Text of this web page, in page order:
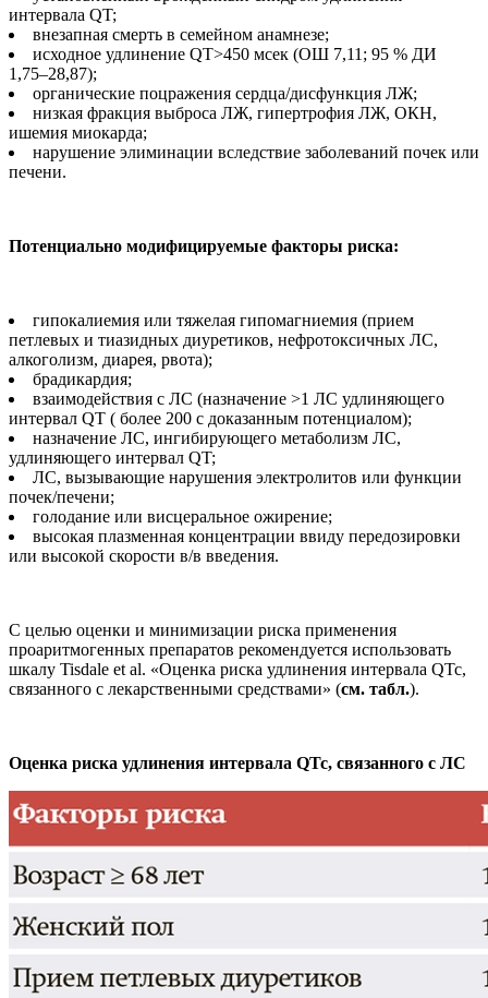
интервала QT;
внезапная смерть в семейном анамнезе;
исходное удлинение QT>450 мсек (ОШ 7,11; 95 % ДИ
1,75–28,87);
органические поцражения сердца/дисфункция ЛЖ;
низкая фракция выброса ЛЖ, гипертрофия ЛЖ, ОКН,
ишемия миокарда;
нарушение элиминации вследствие заболеваний почек или
печени.
Потенциально модифицируемые факторы риска:
гипокалиемия или тяжелая гипомагниемия (прием
петлевых и тиазидных диуретиков, нефротоксичных ЛС,
алкоголизм, диарея, рвота);
брадикардия;
взаимодействия с ЛС (назначение >1 ЛС удлиняющего
интервал QT ( более 200 с доказанным потенциалом);
назначение ЛС, ингибирующего метаболизм ЛС,
удлиняющего интервал QT;
ЛС, вызывающие нарушения электролитов или функции
почек/печени;
голодание или висцеральное ожирение;
высокая плазменная концентрации ввиду передозировки
или высокой скорости в/в введения.
С целью оценки и минимизации риска применения
проаритмогенных препаратов рекомендуется использовать
шкалу Tisdale et al. «Оценка риска удлинения интервала QTc,
связанного с лекарственными средствами» (см. табл.).
Оценка риска удлинения интервала QTc, связанного с ЛС